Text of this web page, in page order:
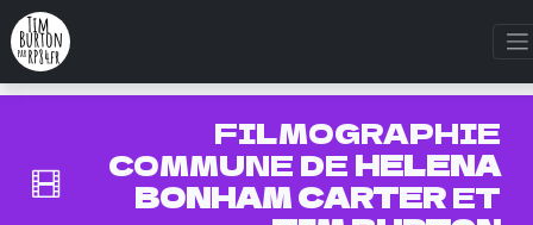
FILMOGRAPHIE
COMMUNE DEHELENA
BONHAM CARTERET